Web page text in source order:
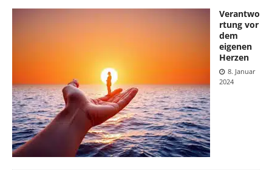
Verantwo
rtung vor
dem
eigenen
Herzen
8. Januar
2024